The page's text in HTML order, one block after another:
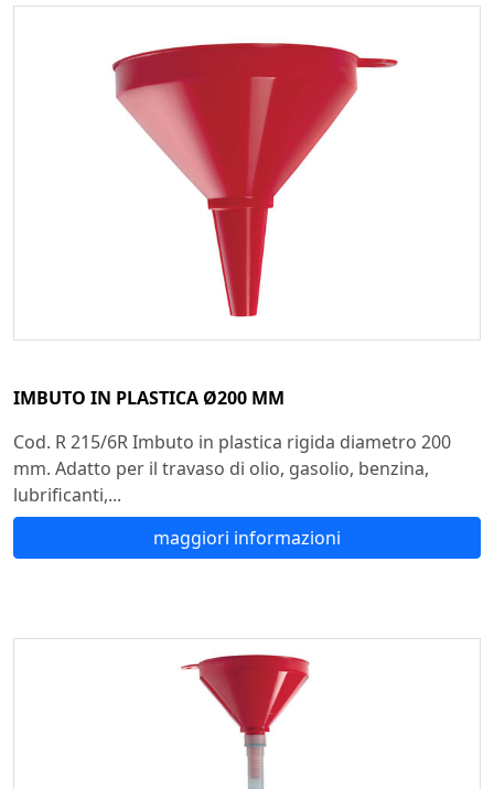
IMBUTO IN PLASTICA Ø200 MM
Cod. R 215/6R Imbuto in plastica rigida diametro 200
mm. Adatto per il travaso di olio, gasolio, benzina,
lubrificanti,...
maggiori informazioni